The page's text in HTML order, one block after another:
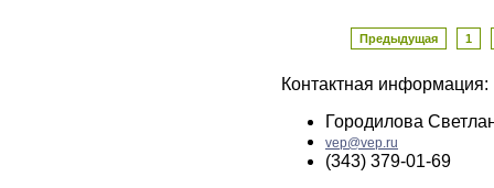
Предыдущая 1
Контактная информация:
Городилова
vep@vep.ru
(343) 379-01-69